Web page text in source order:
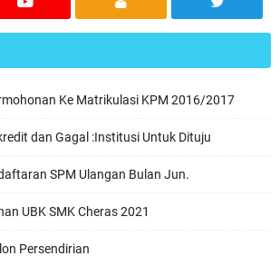
Ke Matrikulasi KPM 2016/2017
dan Gagal :Institusi Untuk Dituju
SPM Ulangan Bulan Jun.
UBK SMK Cheras 2021
Persendirian